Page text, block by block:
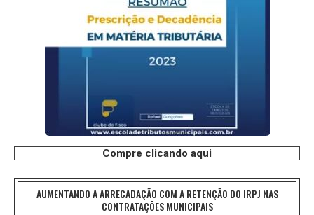
Compre clicando aqui
AUMENTANDO A ARRECADAÇÃO COM A RETENÇÃO DO IRPJ NAS
CONTRATAÇÕES MUNICIPAIS